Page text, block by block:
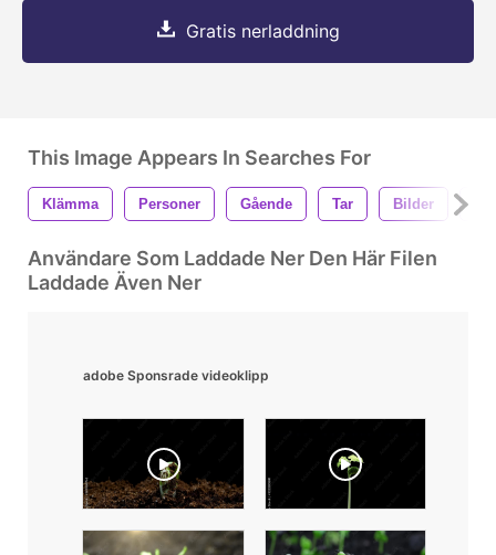
Gratis nerladdning
This Image Appears In Searches For
Klämma Personer Gående Tar Bilder
Användare Som Laddade Ner Den Här Filen
Laddade Även Ner
adobe Sponsrade videoklipp